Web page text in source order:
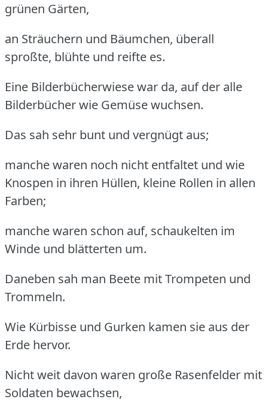
grünen Gärten,
an Sträuchern und Bäumchen, überall
sproßte, blühte und reifte es.
Eine Bilderbücherwiese war da, auf der alle
Bilderbücher wie Gemüse wuchsen.
Das sah sehr bunt und vergnügt aus;
manche waren noch nicht entfaltet und wie
Knospen in ihren Hüllen, kleine Rollen in allen
Farben;
manche waren schon auf, schaukelten im
Winde und blätterten um.
Daneben sah man Beete mit Trompeten und
Trommeln.
Wie Kürbisse und Gurken kamen sie aus der
Erde hervor.
Nicht weit davon waren große Rasenfelder mit
Soldaten bewachsen,